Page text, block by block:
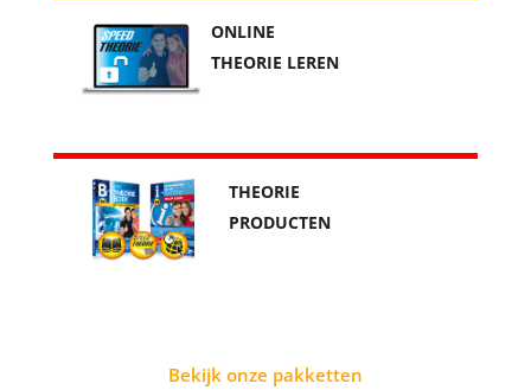
ONLINE
THEORIE LEREN
THEORIE
PRODUCTEN
Bekijk onze pakketten